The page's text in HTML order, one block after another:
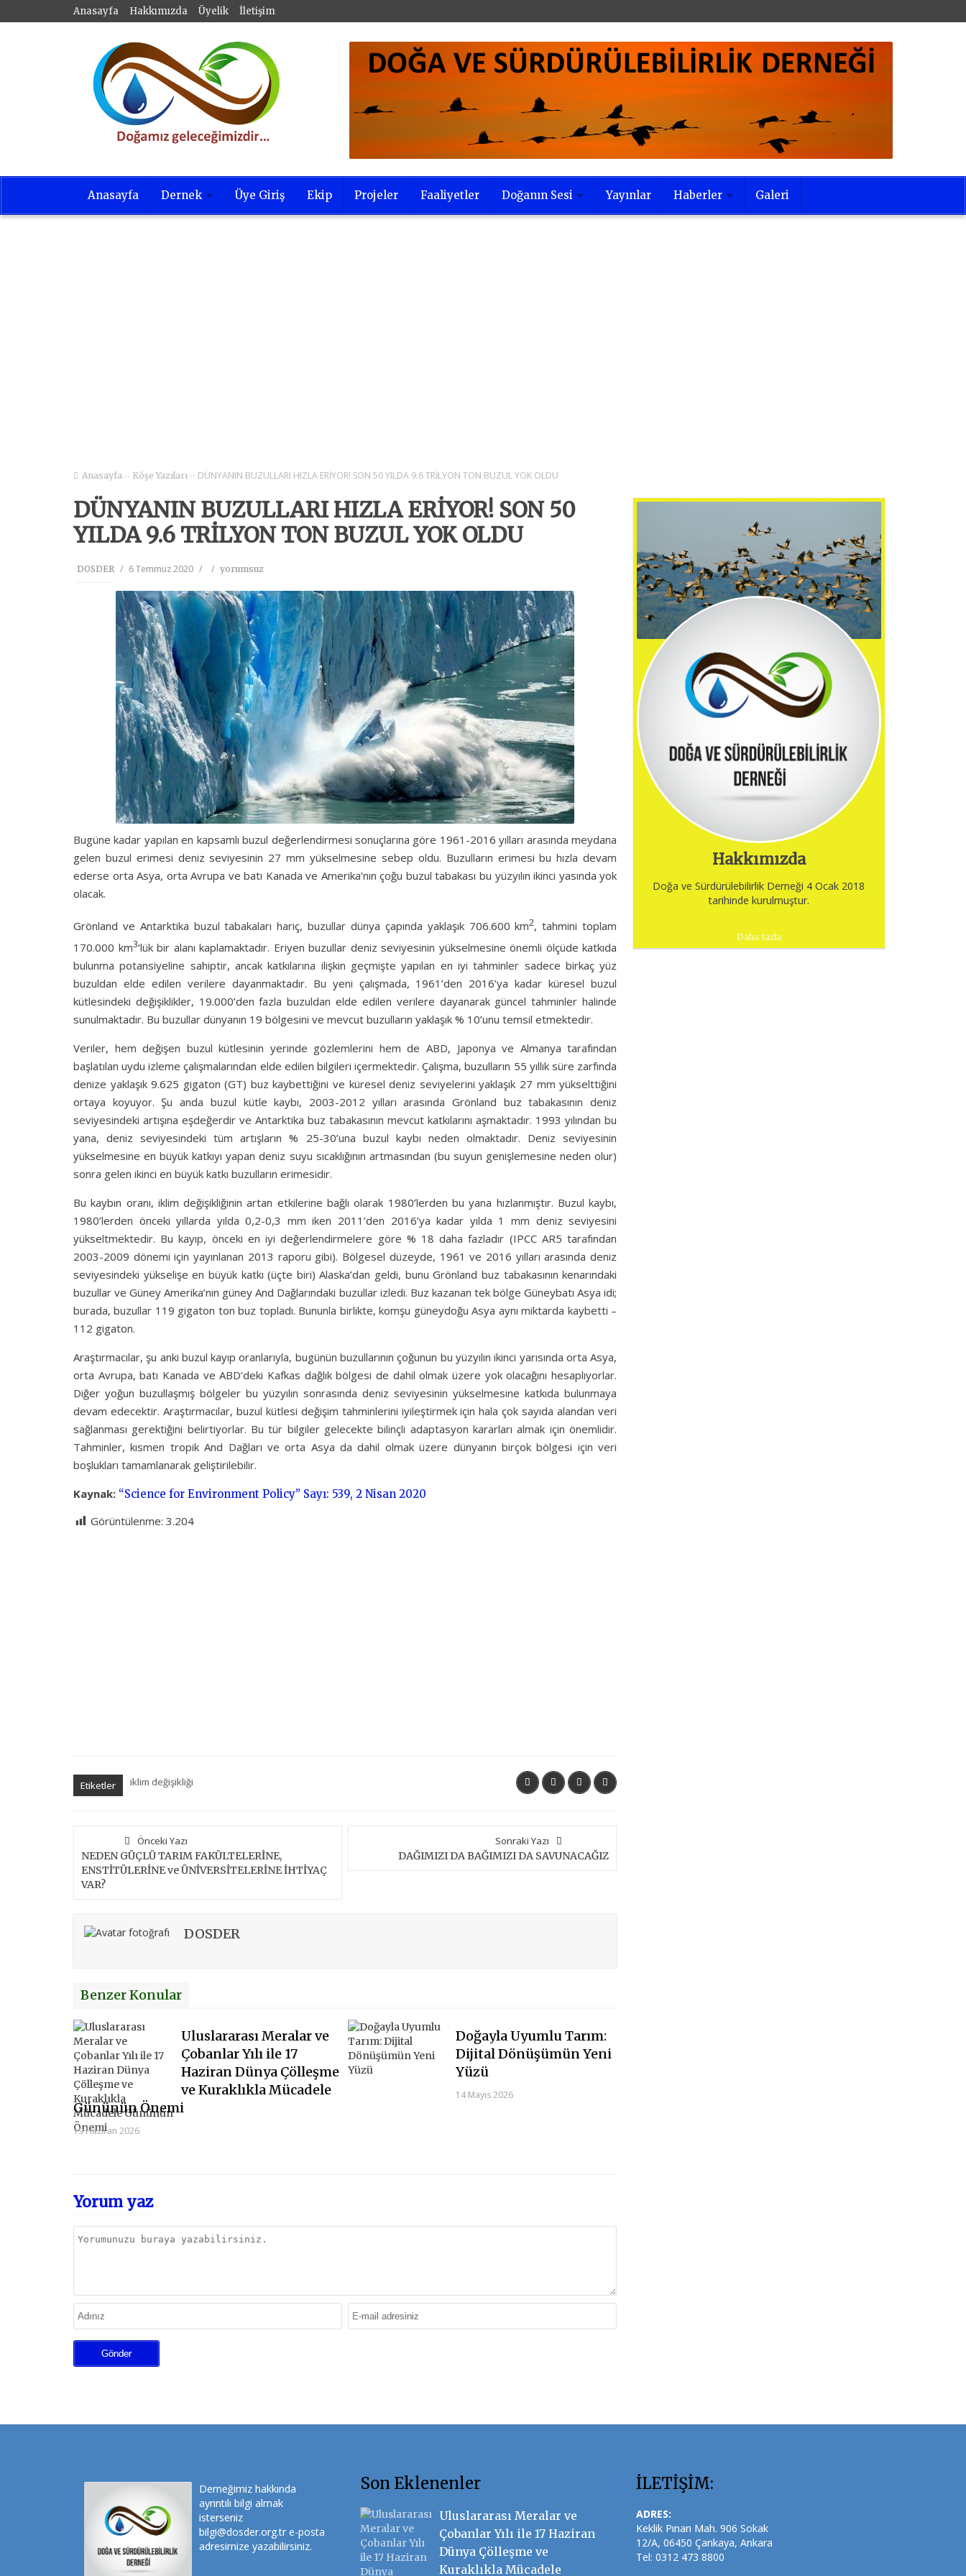
Anasayfa Hakkımızda Üyelik İletişim
Anasayfa Dernek Üye Giriş Ekip Projeler Faaliyetler Doğanın Sesi Yayınlar Haberler Galeri
Anasayfa ›› Köşe Yazıları ›› DÜNYANIN BUZULLARI HIZLA ERİYOR! SON 50 YILDA 9.6 TRİLYON TON BUZUL YOK OLDU
DÜNYANIN BUZULLARI HIZLA ERİYOR! SON 50
YILDA 9.6 TRİLYON TON BUZUL YOK OLDU
DOSDER / 6 Temmuz 2020 / / yorumsuz
Bugüne kadar yapılan en kapsamlı buzul değerlendirmesi sonuçlarına göre 1961-2016 yılları arasında meydana
gelen buzul erimesi deniz seviyesinin 27 mm yükselmesine sebep oldu. Buzulların erimesi bu hızla devam
ederse orta Asya, orta Avrupa ve batı Kanada ve Amerika’nın çoğu buzul tabakası bu yüzyılın ikinci yasında yok
olacak.
Grönland ve Antarktika buzul tabakaları hariç, buzullar dünya çapında yaklaşık 706.600 km2, tahmini toplam
170.000 km3‘lük bir alanı kaplamaktadır. Eriyen buzullar deniz seviyesinin yükselmesine önemli ölçüde katkıda
bulunma potansiyeline sahiptir, ancak katkılarına ilişkin geçmişte yapılan en iyi tahminler sadece birkaç yüz
buzuldan elde edilen verilere dayanmaktadır. Bu yeni çalışmada, 1961’den 2016’ya kadar küresel buzul
kütlesindeki değişiklikler, 19.000’den fazla buzuldan elde edilen verilere dayanarak güncel tahminler halinde
sunulmaktadır. Bu buzullar dünyanın 19 bölgesini ve mevcut buzulların yaklaşık % 10’unu temsil etmektedir.
Veriler, hem değişen buzul kütlesinin yerinde gözlemlerini hem de ABD, Japonya ve Almanya tarafından
başlatılan uydu izleme çalışmalarından elde edilen bilgileri içermektedir. Çalışma, buzulların 55 yıllık süre zarfında
denize yaklaşık 9.625 gigaton (GT) buz kaybettiğini ve küresel deniz seviyelerini yaklaşık 27 mm yükselttiğini
ortaya koyuyor. Şu anda buzul kütle kaybı, 2003-2012 yılları arasında Grönland buz tabakasının deniz
seviyesindeki artışına eşdeğerdir ve Antarktika buz tabakasının mevcut katkılarını aşmaktadır. 1993 yılından bu
yana, deniz seviyesindeki tüm artışların % 25-30’una buzul kaybı neden olmaktadır. Deniz seviyesinin
yükselmesine en büyük katkıyı yapan deniz suyu sıcaklığının artmasından (bu suyun genişlemesine neden olur)
sonra gelen ikinci en büyük katkı buzulların erimesidir.
Bu kaybın oranı, iklim değişikliğinin artan etkilerine bağlı olarak 1980’lerden bu yana hızlanmıştır. Buzul kaybı,
1980’lerden önceki yıllarda yılda 0,2-0,3 mm iken 2011’den 2016’ya kadar yılda 1 mm deniz seviyesini
yükseltmektedir. Bu kayıp, önceki en iyi değerlendirmelere göre % 18 daha fazladır (IPCC AR5 tarafından
2003-2009 dönemi için yayınlanan 2013 raporu gibi). Bölgesel düzeyde, 1961 ve 2016 yılları arasında deniz
seviyesindeki yükselişe en büyük katkı (üçte biri) Alaska’dan geldi, bunu Grönland buz tabakasının kenarındaki
buzullar ve Güney Amerika’nın güney And Dağlarındaki buzullar izledi. Buz kazanan tek bölge Güneybatı Asya idi;
burada, buzullar 119 gigaton ton buz topladı. Bununla birlikte, komşu güneydoğu Asya aynı miktarda kaybetti –
112 gigaton.
Araştırmacılar, şu anki buzul kayıp oranlarıyla, bugünün buzullarının çoğunun bu yüzyılın ikinci yarısında orta Asya,
orta Avrupa, batı Kanada ve ABD’deki Kafkas dağlık bölgesi de dahil olmak üzere yok olacağını hesaplıyorlar.
Diğer yoğun buzullaşmış bölgeler bu yüzyılın sonrasında deniz seviyesinin yükselmesine katkıda bulunmaya
devam edecektir. Araştırmacılar, buzul kütlesi değişim tahminlerini iyileştirmek için hala çok sayıda alandan veri
sağlanması gerektiğini belirtiyorlar. Bu tür bilgiler gelecekte bilinçli adaptasyon kararları almak için önemlidir.
Tahminler, kısmen tropik And Dağları ve orta Asya da dahil olmak üzere dünyanın birçok bölgesi için veri
boşlukları tamamlanarak geliştirilebilir.
Kaynak: “Science for Environment Policy” Sayı: 539, 2 Nisan 2020
Görüntülenme: 3.204
Etiketler iklim değişikliği
Önceki Yazı
NEDEN GÜÇLÜ TARIM FAKÜLTELERİNE,
ENSTİTÜLERİNE ve ÜNİVERSİTELERİNE İHTİYAÇ
VAR?
Sonraki Yazı
DAĞIMIZI DA BAĞIMIZI DA SAVUNACAĞIZ
DOSDER
Benzer Konular
Uluslararası Meralar ve
Çobanlar Yılı ile 17
Haziran Dünya Çölleşme
ve Kuraklıkla Mücadele
Gününün Önemi
19 Haziran 2026
Doğayla Uyumlu Tarım:
Dijital Dönüşümün Yeni
Yüzü
14 Mayıs 2026
Yorum yaz
Hakkımızda
Doğa ve Sürdürülebilirlik Derneği 4 Ocak 2018
tarihinde kurulmuştur.
Daha fazla
Derneğimiz hakkında
ayrıntılı bilgi almak
isterseniz
bilgi@dosder.org.tr e-posta
adresimize yazabilirsiniz.
Son Eklenenler
Uluslararası Meralar ve
Çobanlar Yılı ile 17 Haziran
Dünya Çölleşme ve
Kuraklıkla Mücadele
İLETİŞİM:
ADRES:
Keklik Pınarı Mah. 906 Sokak
12/A, 06450 Çankaya, Ankara
Tel: 0312 473 8800